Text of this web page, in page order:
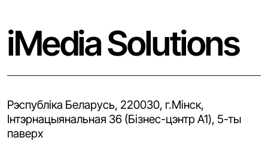
iMedia Solutions
Рэспубліка Беларусь, 220030, г.Мінск,
Iнтэрнацыянальная 36 (Бізнес-цэнтр A1), 5-ты
паверх